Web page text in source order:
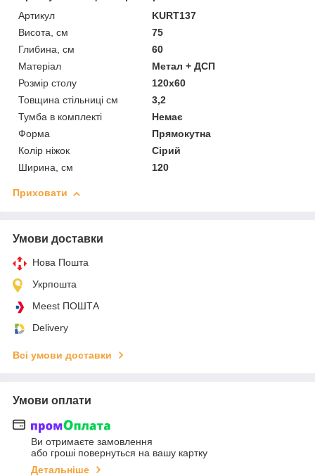
Артикул
KURT137
Висота, см
75
Глибина, см
60
Матеріал
Метал + ДСП
Розмір столу
120х60
Товщина стільниці см
3,2
Тумба в комплекті
Немає
Форма
Прямокутна
Колір ніжок
Сірий
Ширина, см
120
Приховати
Умови доставки
Нова Пошта
Укрпошта
Meest ПОШТА
Delivery
Всі умови доставки
Умови оплати
Ви отримаєте замовлення
або гроші повернуться на вашу картку
Детальніше